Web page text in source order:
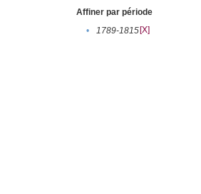
Affiner par période
•
1789-1815[X]